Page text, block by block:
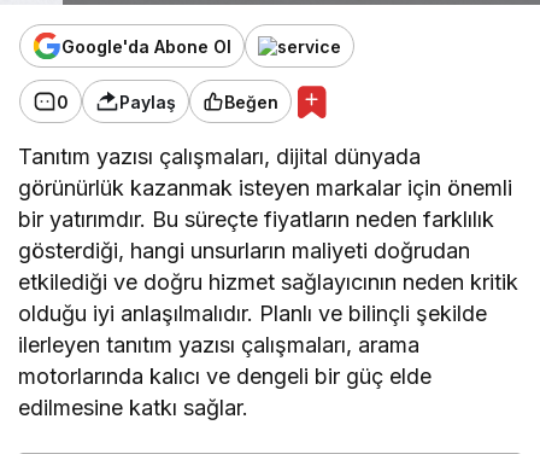
Google'da Abone Ol
0 Paylaş Beğen
Tanıtım yazısı çalışmaları, dijital dünyada
görünürlük kazanmak isteyen markalar için önemli
bir yatırımdır. Bu süreçte fiyatların neden farklılık
gösterdiği, hangi unsurların maliyeti doğrudan
etkilediği ve doğru hizmet sağlayıcının neden kritik
olduğu iyi anlaşılmalıdır. Planlı ve bilinçli şekilde
ilerleyen tanıtım yazısı çalışmaları, arama
motorlarında kalıcı ve dengeli bir güç elde
edilmesine katkı sağlar.